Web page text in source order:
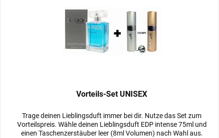
Vorteils-Set UNISEX
Trage deinen Lieblingsduft immer bei dir. Nutze das Set zum
Vorteilspreis. Wähle deinen Lieblingsduft EDP intense 75ml und
einen Taschenzerstäuber leer (8ml Volumen) nach Wahl aus.